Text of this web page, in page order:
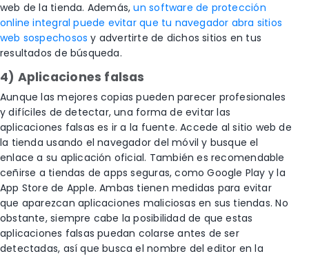
web de la tienda. Además,un software de protección
online integral puede evitar que tu navegador abra sitios
web sospechosos y advertirte de dichos sitios en tus
resultados de búsqueda.
4) Aplicaciones falsas
Aunque las mejores copias pueden parecer profesionales
y difíciles de detectar, una forma de evitar las
aplicaciones falsas es ir a la fuente. Accede al sitio web de
la tienda usando el navegador del móvil y busque el
enlace a su aplicación oficial. También es recomendable
ceñirse a tiendas de apps seguras, como Google Play y la
App Store de Apple. Ambas tienen medidas para evitar
que aparezcan aplicaciones maliciosas en sus tiendas. No
obstante, siempre cabe la posibilidad de que estas
aplicaciones falsas puedan colarse antes de ser
detectadas, así que busca el nombre del editor en la